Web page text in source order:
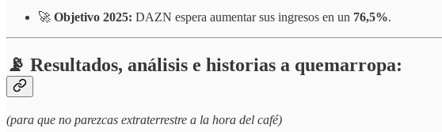
🚀 Objetivo 2025: DAZN espera aumentar sus ingresos en un 76,5%.
📡 Resultados, análisis e historias a quemarropa:
(para que no parezcas extraterrestre a la hora del café)